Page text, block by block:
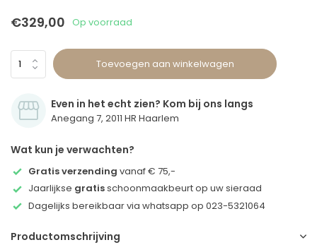
€329,00 Op voorraad
Toevoegen aan winkelwagen
Even in het echt zien? Kom bij ons langs
Anegang 7, 2011 HR Haarlem
Wat kun je verwachten?
Gratis verzending vanaf € 75,-
Jaarlijkse gratisschoonmaakbeurt op uw sieraad
Dagelijks bereikbaar via whatsapp op 023-5321064
Productomschrijving